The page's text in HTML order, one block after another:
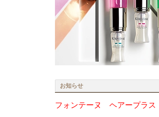
お知らせ
フォンテーヌ ヘアープラス